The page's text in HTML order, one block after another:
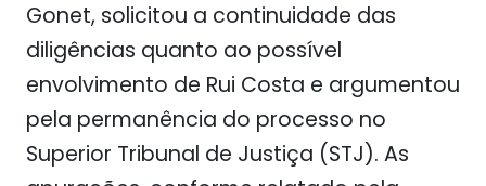
Gonet, solicitou a continuidade das
diligências quanto ao possível
envolvimento de Rui Costa e argumentou
pela permanência do processo no
Superior Tribunal de Justiça (STJ). As